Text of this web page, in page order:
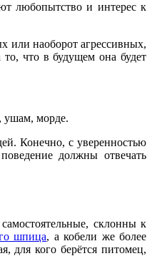
любопытство и интерес к
или наоборот агрессивных,
что в будущем она будет
ушам, морде.
Конечно, с уверенностью
должны отвечать
склонны к
шпица, а кобели же более
для кого берётся питомец,